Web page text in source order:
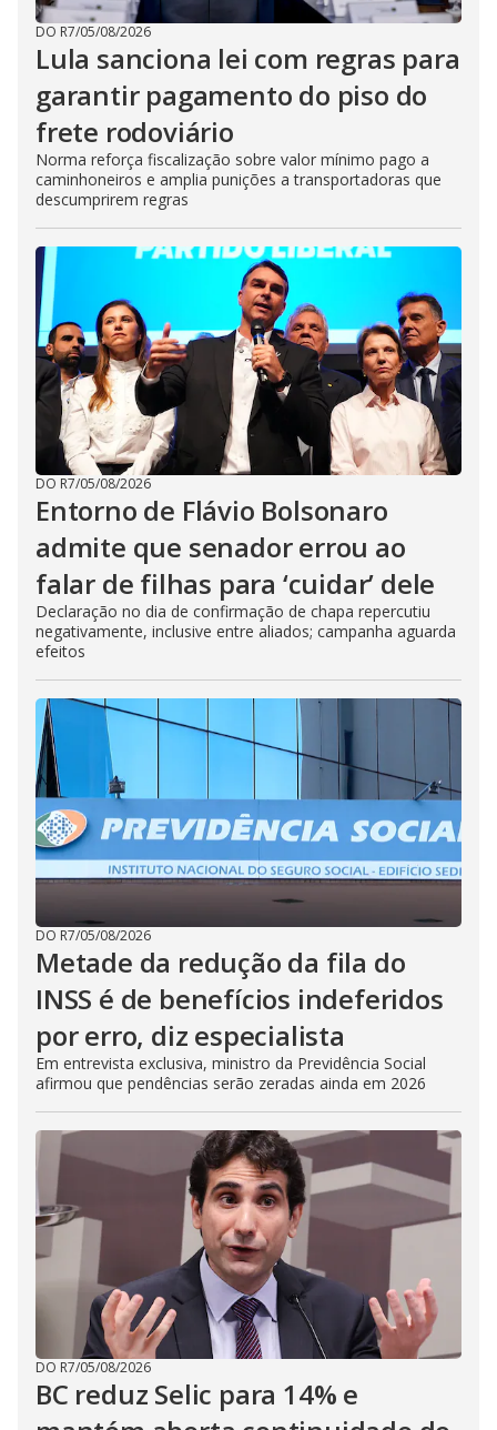
DO R7/05/08/2026
Lula sanciona lei com regras para
garantir pagamento do piso do
frete rodoviário
Norma reforça fiscalização sobre valor mínimo pago a
caminhoneiros e amplia punições a transportadoras que
descumprirem regras
DO R7/05/08/2026
Entorno de Flávio Bolsonaro
admite que senador errou ao
falar de filhas para ‘cuidar’ dele
Declaração no dia de confirmação de chapa repercutiu
negativamente, inclusive entre aliados; campanha aguarda
efeitos
DO R7/05/08/2026
Metade da redução da fila do
INSS é de benefícios indeferidos
por erro, diz especialista
Em entrevista exclusiva, ministro da Previdência Social
afirmou que pendências serão zeradas ainda em 2026
DO R7/05/08/2026
BC reduz Selic para 14% e